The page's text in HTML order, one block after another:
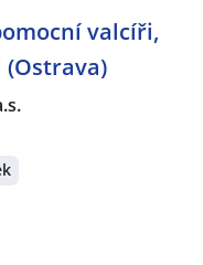
valcíři,
(Ostrava)